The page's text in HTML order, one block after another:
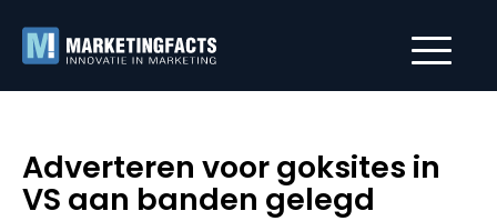
Adverteren voor goksites in
VS aan banden gelegd